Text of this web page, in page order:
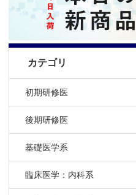
カテゴリ
初期研修医
後期研修医
基礎医学系
臨床医学：内科系